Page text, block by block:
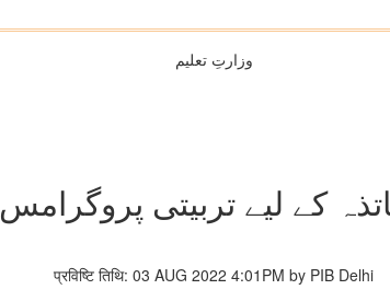
وزارتِ تعلیم
کے لیے تربیتی پروگرامس
प्रविष्टि तिथि: 03 AUG 2022 4:01PM by PIB Delhi